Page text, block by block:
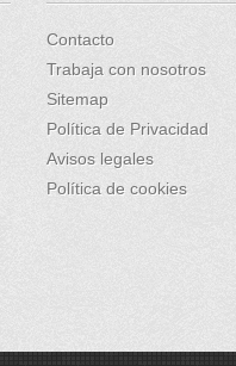
Contacto
Trabaja con nosotros
Sitemap
Política de Privacidad
Avisos legales
Política de cookies